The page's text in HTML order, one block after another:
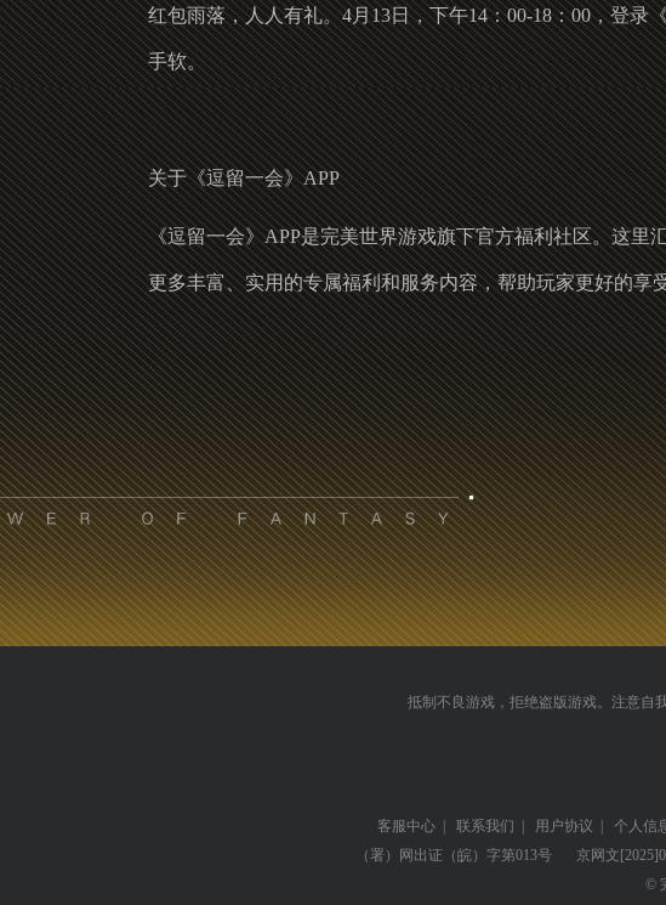
红包雨落，人人有礼。4月13日，下午14：00-18：00，登
手软。
关于《逗留一会》APP
《逗留一会》APP是完美世界游戏旗下官方福利社区。这
更多丰富、实用的专属福利和服务内容，帮助玩家更好的享
抵制不良游戏，拒绝盗版游戏。注意自
客服中心 联系我们 用户协议 个人信
（署）网出证（皖）字第013号
京网文
©